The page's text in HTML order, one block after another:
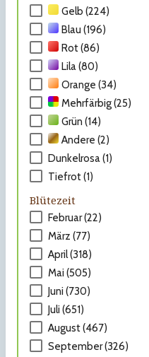
Gelb (224)
Blau (196)
Rot (86)
Lila (80)
Orange (34)
Mehrfärbig (25)
Grün (14)
Andere (2)
Dunkelrosa (1)
Tiefrot (1)
Blütezeit
Februar (22)
März (77)
April (318)
Mai (505)
Juni (730)
Juli (651)
August (467)
September (326)